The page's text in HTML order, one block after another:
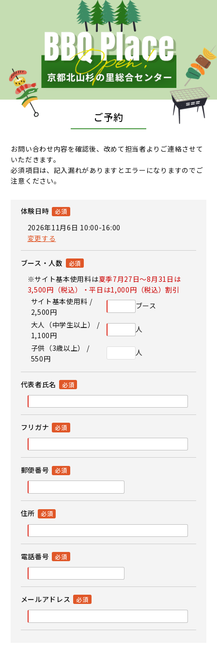
ご予約
お問い合わせ内容を確認後、改めて担当者よりご連絡させて
いただきます。
必須項目は、記入漏れがありますとエラーになりますのでご
注意ください。
体験日時
2026年11月6日 10:00-16:00
変更する
ブース・人数
※サイト基本使用料は夏季7月27日～8月31日は
3,500円（税込）・平日は1,000円（税込）割引
サイト基本使用料 /
2,500円
ブース
大人（中学生以上） /
1,100円
人
子供（3歳以上） /
550円
人
代表者氏名
フリガナ
郵便番号
住所
電話番号
メールアドレス